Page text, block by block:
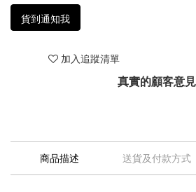
貨到通知我
加入追蹤清單
真實的顧客意見
商品描述 送貨及付款方式